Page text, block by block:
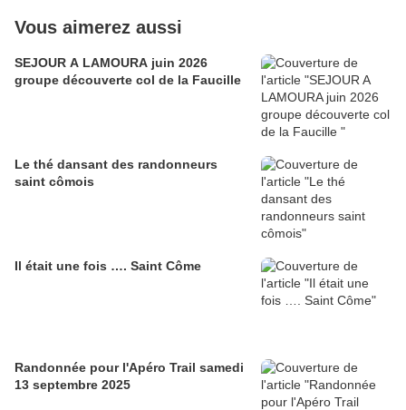
Vous aimerez aussi
SEJOUR A LAMOURA juin 2026
groupe découverte col de la Faucille
Le thé dansant des randonneurs
saint cômois
Il était une fois …. Saint Côme
Randonnée pour l'Apéro Trail samedi
13 septembre 2025